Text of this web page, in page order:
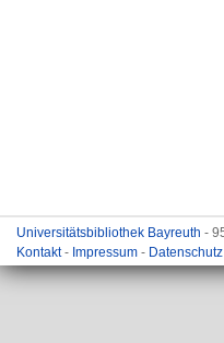
Universitätsbibliothek Bayreuth -
Kontakt- Impressum - Datenschutz